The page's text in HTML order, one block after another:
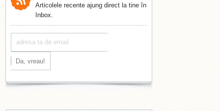
Articolele recente ajung direct la tine în
Inbox.